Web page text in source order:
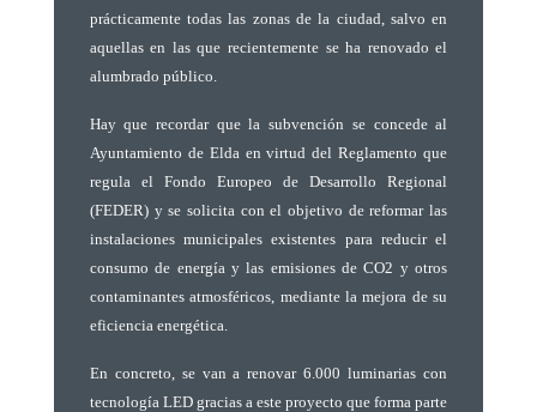
prácticamente todas las zonas de la ciudad, salvo en
aquellas en las que recientemente se ha renovado el
alumbrado público.
Hay que recordar que la subvención se concede al
Ayuntamiento de Elda en virtud del Reglamento que
regula el Fondo Europeo de Desarrollo Regional
(FEDER) y se solicita con el objetivo de reformar las
instalaciones municipales existentes para reducir el
consumo de energía y las emisiones de CO2 y otros
contaminantes atmosféricos, mediante la mejora de su
eficiencia energética.
En concreto, se van a renovar 6.000 luminarias con
tecnología LED gracias a este proyecto que forma parte